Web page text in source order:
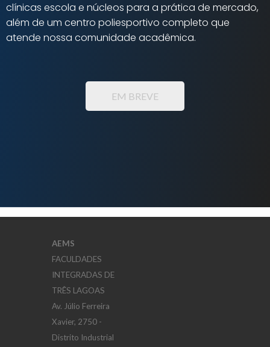
clínicas escola e núcleos para a prática de mercado,
além de um centro poliesportivo completo que
atende nossa comunidade acadêmica.
EM BREVE
AEMS
FACULDADES
INTEGRADAS DE
TRÊS LAGOAS
Av. Júlio Ferreira
Xavier, 2750 -
Distrito Industrial